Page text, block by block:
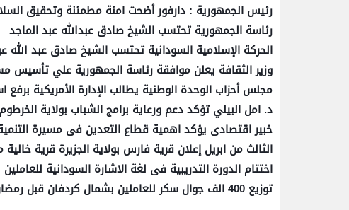
رئيس الجمهورية : دارفور أضحت امنة مطمئنة وتحقيق
رئاسة الجمهورية تحتسب الشيخ صادق عبدالله عبد الماجد
الحركة الإسلامية السودانية تحتسب الشيخ صادق عبد الله
وزير الثقافة يعلن موافقة رئاسة الجمهورية علي تأسيس
مجلس أحزاب الوحدة الوطنية يطالب الإدارة الأمريكية
د. امل البيلي تؤكد دعم ورعاية برامج الشباب بولاية الخرطوم
خبير اقتصادى يؤكد اهمية قطاع التعدين فى مسيرة
الثالث من ابريل إعلان قرية فارس بولاية الجزيرة قرية
اختتام الدورة التدريبية فى لغة الاشارة السودانية
توزيع 400 الف جوال سكر للعاملين بشمال كردفان قبل رمضان